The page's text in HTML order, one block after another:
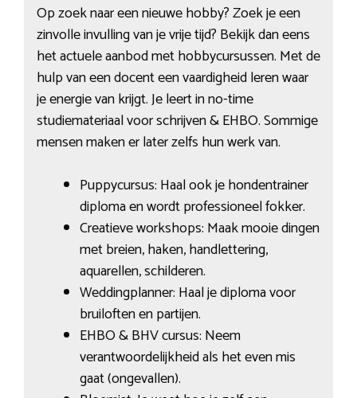
Op zoek naar een nieuwe hobby? Zoek je een
zinvolle invulling van je vrije tijd? Bekijk dan eens
het actuele aanbod met hobbycursussen. Met de
hulp van een docent een vaardigheid leren waar
je energie van krijgt. Je leert in no-time
studiemateriaal voor schrijven & EHBO. Sommige
mensen maken er later zelfs hun werk van.
Puppycursus: Haal ook je hondentrainer
diploma en wordt professioneel fokker.
Creatieve workshops: Maak mooie dingen
met breien, haken, handlettering,
aquarellen, schilderen.
Weddingplanner: Haal je diploma voor
bruiloften en partijen.
EHBO & BHV cursus: Neem
verantwoordelijkheid als het even mis
gaat (ongevallen).